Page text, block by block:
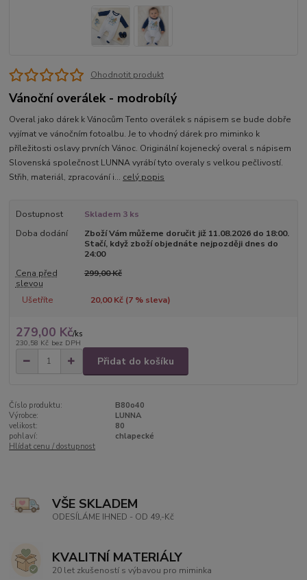
Ohodnotit produkt
Vánoční overálek - modrobílý
Overal jako dárek k Vánocům Tento overálek s nápisem se bude dobře
vyjímat ve vánočním fotoalbu. Je to vhodný dárek pro miminko k
příležitosti oslavy prvních Vánoc. Originální kojenecký overal s nápisem
Slovenská společnost LUNNA vyrábí tyto overaly s velkou pečlivostí.
Střih, materiál, zpracování i... celý popis
Dostupnost
Skladem 3 ks
Doba dodání
Zboží Vám můžeme doručit již 11.08.2026 do 18:00.
Stačí, když zboží objednáte nejpozději dnes do
24:00
Cena před
slevou
299,00 Kč
Ušetříte 20,00 Kč (7% sleva)
279,00 Kč/ks
230,58 Kč bez DPH
Přidat do košíku
Číslo produktu:
B80o40
Výrobce:
LUNNA
velikost:
80
pohlaví:
chlapecké
Hlídat cenu / dostupnost
VŠE SKLADEM
ODESÍLÁME IHNED - OD 49,-Kč
KVALITNÍ MATERIÁLY
20 let zkušeností s výbavou pro miminka